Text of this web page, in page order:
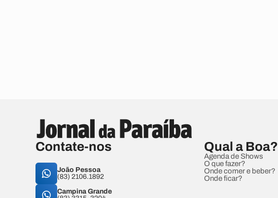
Contate-nos
João Pessoa
(83) 2106.1892
Campina Grande
Qual a Boa?
Agenda de Shows
O que fazer?
Onde comer e beber?
Onde ficar?